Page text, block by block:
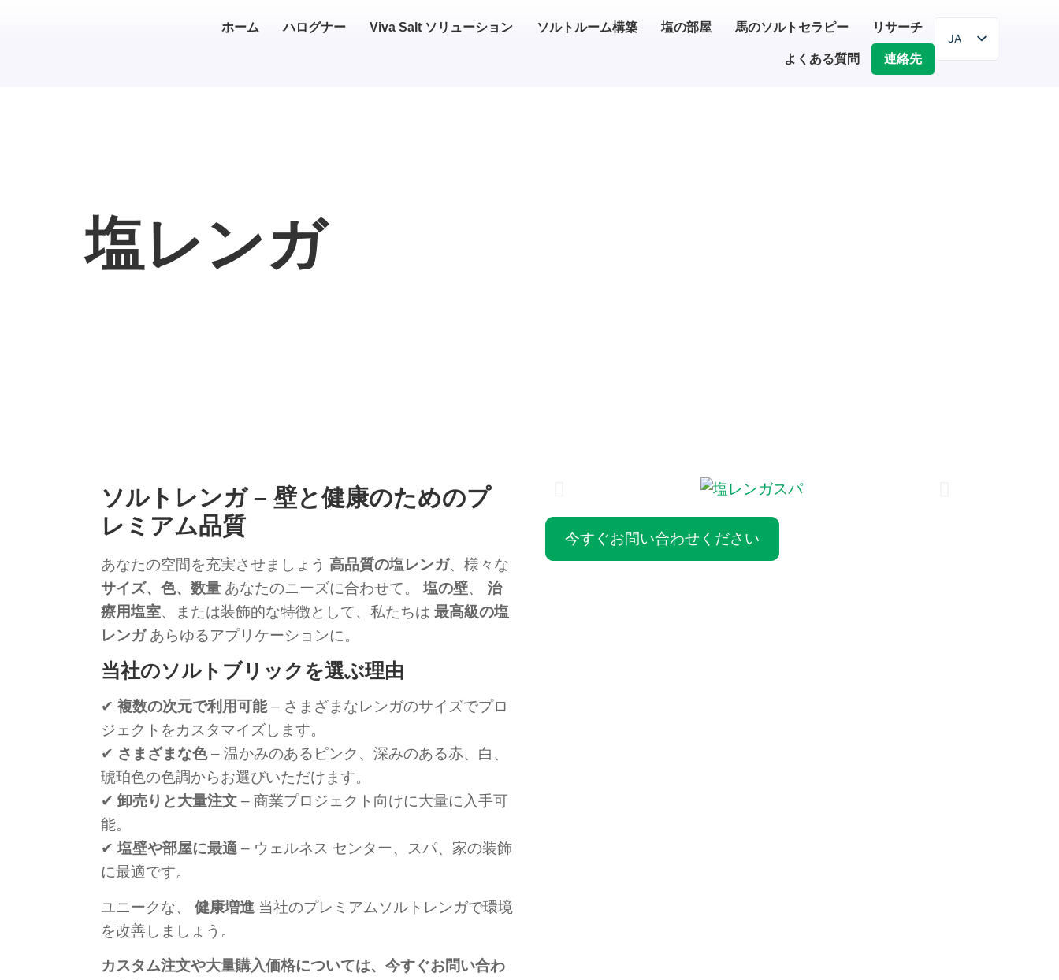
ホーム ハログナー Viva Salt ソリューション ソルトルーム構築 塩の部屋 馬のソルトセラピー リサーチ
よくある質問 連絡先
JA
EN
塩レンガ
ソルトレンガ – 壁と健康のためのプ
レミアム品質
あなたの空間を充実させましょう 高品質の塩レンガ、様々な
サイズ、色、数量あなたのニーズに合わせて。 塩の壁、 治
療用塩室、または装飾的な特徴として、私たちは 最高級の塩
レンガあらゆるアプリケーションに。
当社のソルトブリックを選ぶ理由
✔ 複数の次元で利用可能– さまざまなレンガのサイズでプロ
ジェクトをカスタマイズします。
✔ さまざまな色– 温かみのあるピンク、深みのある赤、白、
琥珀色の色調からお選びいただけます。
✔ 卸売りと大量注文– 商業プロジェクト向けに大量に入手可
能。
✔ 塩壁や部屋に最適– ウェルネス センター、スパ、家の装飾
に最適です。
ユニークな、 健康増進 当社のプレミアムソルトレンガで環境
を改善しましょう。
カスタム注文や大量購入価格については、今すぐお問い合わ
今すぐお問い合わせください